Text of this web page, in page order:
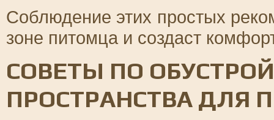
Соблюдение этих простых
зоне питомца и создаст
СОВЕТЫ ПО
ПРОСТРАНСТВА ДЛЯ